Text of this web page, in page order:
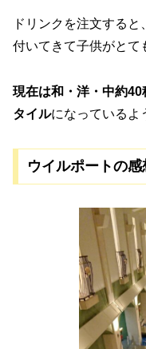
ドリンクを注文する
付いてきて子供がとて
現在は和・洋・中約
タイルになっているよ
ウイルポートの感